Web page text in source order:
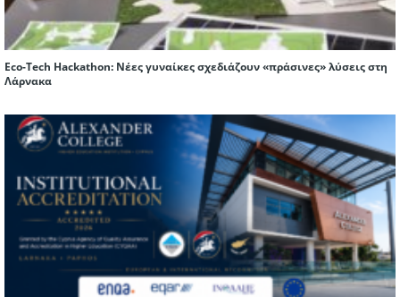
Eco-Tech Hackathon: Νέες γυναίκες σχεδιάζουν «πράσινες» λύσεις στη
Λάρνακα